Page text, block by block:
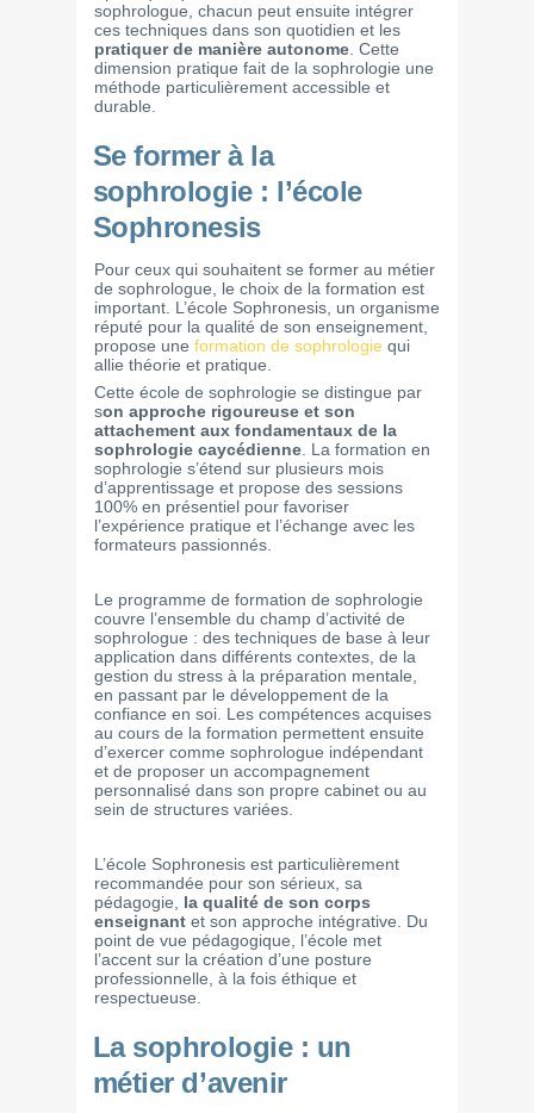
sophrologue, chacun peut ensuite intégrer
ces techniques dans son quotidien et les
pratiquer de manière autonome . Cette
dimension pratique fait de la sophrologie une
méthode particulièrement accessible et
durable.
Se former à la
sophrologie : l’école
Sophronesis
Pour ceux qui souhaitent se former au métier
de sophrologue, le choix de la formation est
important. L’école Sophronesis, un organisme
réputé pour la qualité de son enseignement,
propose une formation de sophrologie qui
allie théorie et pratique.
Cette école de sophrologie se distingue par
son approche rigoureuse et son
attachement aux fondamentaux de la
sophrologie caycédienne . La formation en
sophrologie s’étend sur plusieurs mois
d’apprentissage et propose des sessions
100% en présentiel pour favoriser
l’expérience pratique et l’échange avec les
formateurs passionnés.
Le programme de formation de sophrologie
couvre l’ensemble du champ d’activité de
sophrologue : des techniques de base à leur
application dans différents contextes, de la
gestion du stress à la préparation mentale,
en passant par le développement de la
confiance en soi. Les compétences acquises
au cours de la formation permettent ensuite
d’exercer comme sophrologue indépendant
et de proposer un accompagnement
personnalisé dans son propre cabinet ou au
sein de structures variées.
L’école Sophronesis est particulièrement
recommandée pour son sérieux, sa
pédagogie,
la qualité de son corps
enseignant et son approche intégrative. Du
point de vue pédagogique, l’école met
l’accent sur la création d’une posture
professionnelle, à la fois éthique et
respectueuse.
La sophrologie : un
métier d’avenir